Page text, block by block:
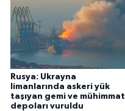
Rusya: Ukrayna
limanlarında askeri yük
taşıyan gemi ve mühimmat
depoları vuruldu